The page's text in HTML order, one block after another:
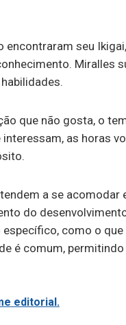
encontraram seu
Miralles
que não gosta, o
as horas
a se acomodar
do
como o
é comum,
editorial.